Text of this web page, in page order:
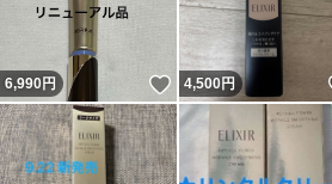
6,990円 いいね！
4,500円